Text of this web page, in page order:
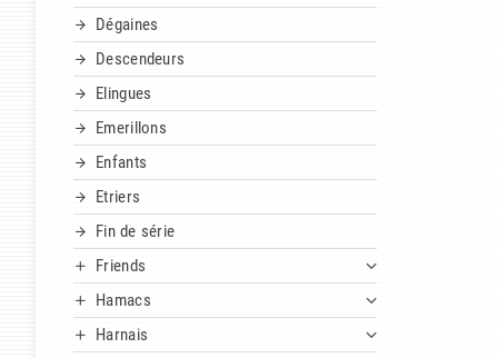
Dégaines
Descendeurs
Elingues
Emerillons
Enfants
Etriers
Fin de série
Friends
Hamacs
Harnais